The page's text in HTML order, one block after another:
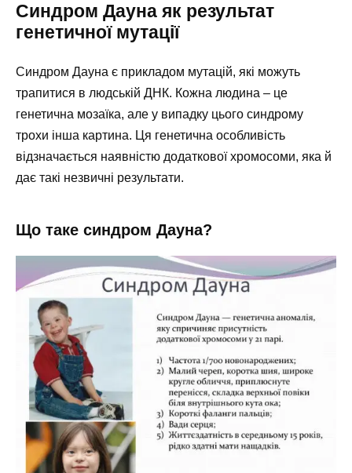
Синдром Дауна як результат
генетичної мутації
Синдром Дауна є прикладом мутацій, які можуть
трапитися в людській ДНК. Кожна людина – це
генетична мозаїка, але у випадку цього синдрому
трохи інша картина. Ця генетична особливість
відзначається наявністю додаткової хромосоми, яка й
дає такі незвичні результати.
Що таке синдром Дауна?